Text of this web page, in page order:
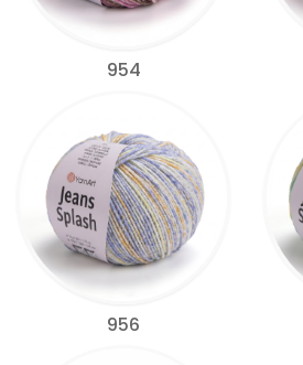
954
956